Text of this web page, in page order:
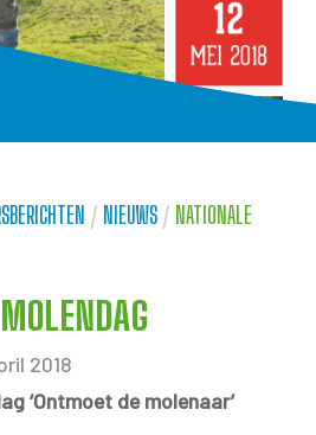
/ NIEUWS / NATIONALE
2018
‘Ontmoet de molenaar’